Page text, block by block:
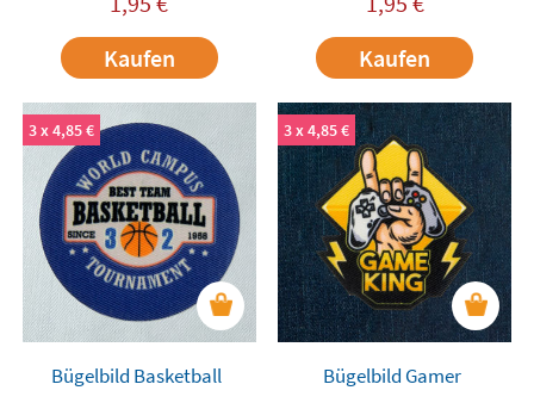
Kaufen
Kaufen
3 x 4,85 €
Bügelbild Basketball
3 x 4,85 €
Bügelbild Gamer